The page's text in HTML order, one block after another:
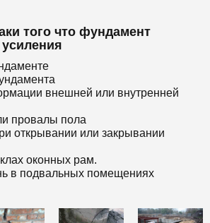
того что фундамент
внешней или внутренней
провалы пола
открывании или закрывании
оконных рам.
в подвальных помещениях